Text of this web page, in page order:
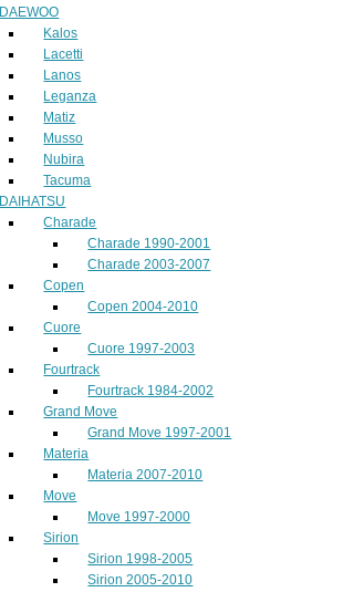
DAEWOO
Kalos
Lacetti
Lanos
Leganza
Matiz
Musso
Nubira
Tacuma
DAIHATSU
Charade
Charade 1990-2001
Charade 2003-2007
Copen
Copen 2004-2010
Cuore
Cuore 1997-2003
Fourtrack
Fourtrack 1984-2002
Grand Move
Grand Move 1997-2001
Materia
Materia 2007-2010
Move
Move 1997-2000
Sirion
Sirion 1998-2005
Sirion 2005-2010